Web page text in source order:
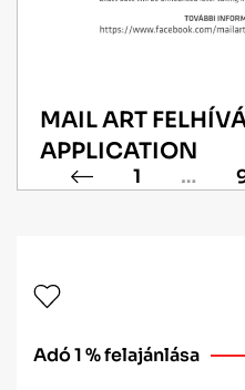
MAIL ART
APPLICATION
1 …
Adó 1 % felajánlása